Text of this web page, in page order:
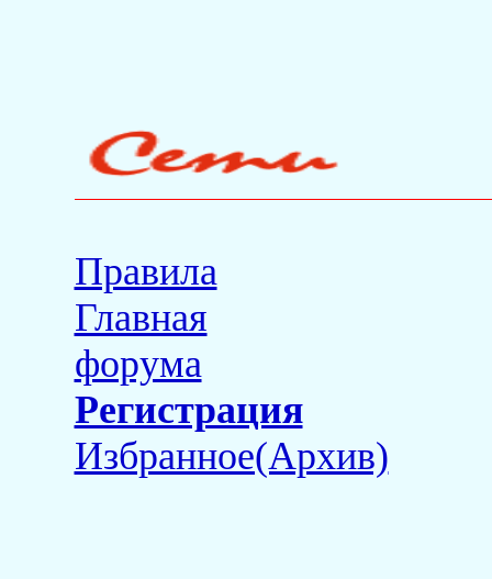
Правила
Главная
форума
Регистрация
Избранное(Архив)